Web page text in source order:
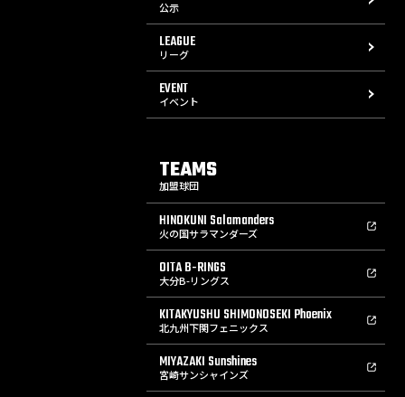
公示
LEAGUE
リーグ
EVENT
イベント
TEAMS
加盟球団
HINOKUNI Salamanders
火の国サラマンダーズ
OITA B-RINGS
大分B-リングス
KITAKYUSHU SHIMONOSEKI Phoenix
北九州下関フェニックス
MIYAZAKI Sunshines
宮崎サンシャインズ